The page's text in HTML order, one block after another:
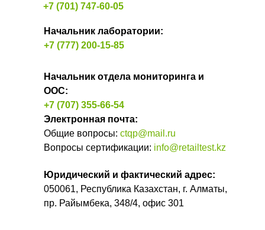
Электронная почта:
Общие вопросы: ctqp@mail.ru
Вопросы сертификации: info@retailtest.kz
Юридический и фактический адрес:
050061, Республика Казахстан, г. Алматы,
пр. Райымбека, 348/4, офис 301
+7 (701) 747-60-05
Начальник лаборатории:
+7 (777) 200-15-85
Начальник отдела мониторинга и
ООС:
+7 (707) 355-66-54